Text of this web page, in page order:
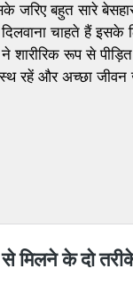
जरिए बहुत सारे
चाहते हैं इसके
रूप से
रहें और अच्छा